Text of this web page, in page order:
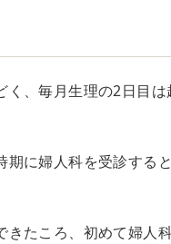
く、毎月生理の2日目
期に婦人科を受診する
たころ、初めて婦人